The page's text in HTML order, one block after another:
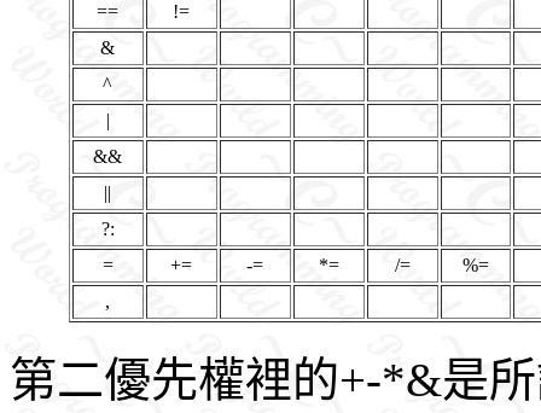
==
!=
&
^
|
&&
||
?:
=
+= -= *= /=
%=
,
第二優先權裡的+-*&是所